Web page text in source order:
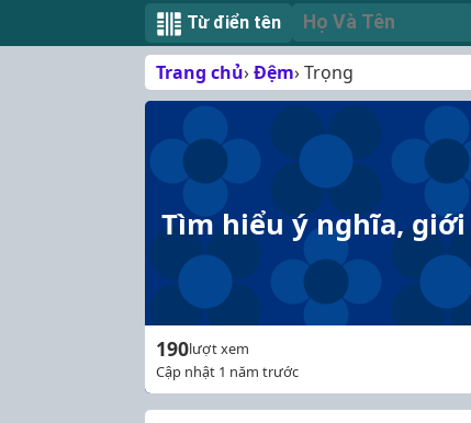
Từ điển tên
Trang chủ Đệm Trọng
Tìm hiểu ý nghĩa,
190lượt xem
Cập nhật 1 năm trước